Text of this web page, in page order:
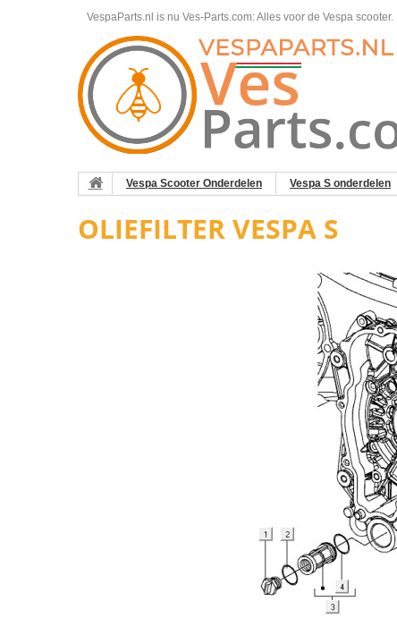
VespaParts.nl is nu Ves-Parts.com: Alles voor de Vespa scooter.
Vespa Scooter Onderdelen Vespa S onderdelen
OLIEFILTER VESPA S